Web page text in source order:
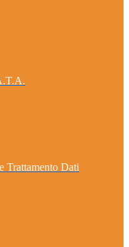
Trattamento Dati